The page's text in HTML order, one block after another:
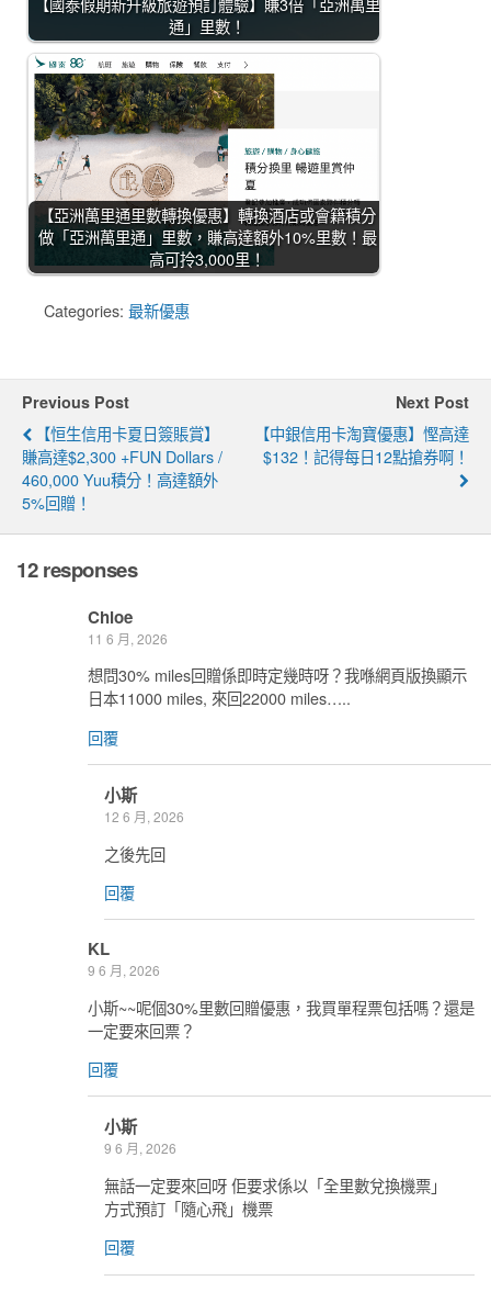
通」里數！
【亞洲萬里通里數轉換優惠】轉換酒店或會籍積分
做「亞洲萬里通」里數，賺高達額外10%里數！最
高可拎3,000里！
Categories: 最新優惠
Previous Post
【恒生信用卡夏日簽賬賞】
賺高達$2,300 +FUN Dollars /
460,000 Yuu積分！高達額外
5%回贈！
Next Post
【中銀信用卡淘寶優惠】慳高達
$132！記得每日12點搶券啊！
12 responses
Chloe
11 6 月, 2026
想問30% miles回贈係即時定幾時呀？我喺網頁版換顯示
日本11000 miles, 來回22000 miles…..
回覆
小斯
12 6 月, 2026
之後先回
回覆
KL
9 6 月, 2026
小斯~~呢個30%里數回贈優惠，我買單程票包括嗎？還是
一定要來回票？
回覆
小斯
9 6 月, 2026
無話一定要來回呀 佢要求係以「全里數兌換機票」
方式預訂「隨心飛」機票
回覆